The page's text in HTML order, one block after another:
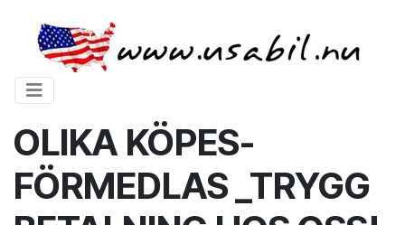
OLIKA KÖPES-
FÖRMEDLAS _TRYGG